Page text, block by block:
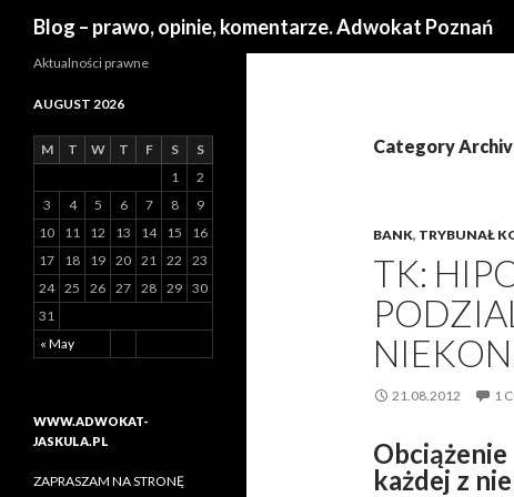
Blog – prawo, opinie, komentarze. Adwokat Poznań
Category
BANK, TRYBUNAŁ
TK:
21.08.2012 1
każdej z
Aktualności prawne
AUGUST 2026
M T W T F S S
« May
1
2
3
4 5 6 7 8
9
10
11 12 13 14 15
16
17
18 19 20 21 22
23
24 25 26 27 28 29 30
31
WWW.ADWOKAT-
JASKULA.PL
ZAPRASZAM NA STRONĘ